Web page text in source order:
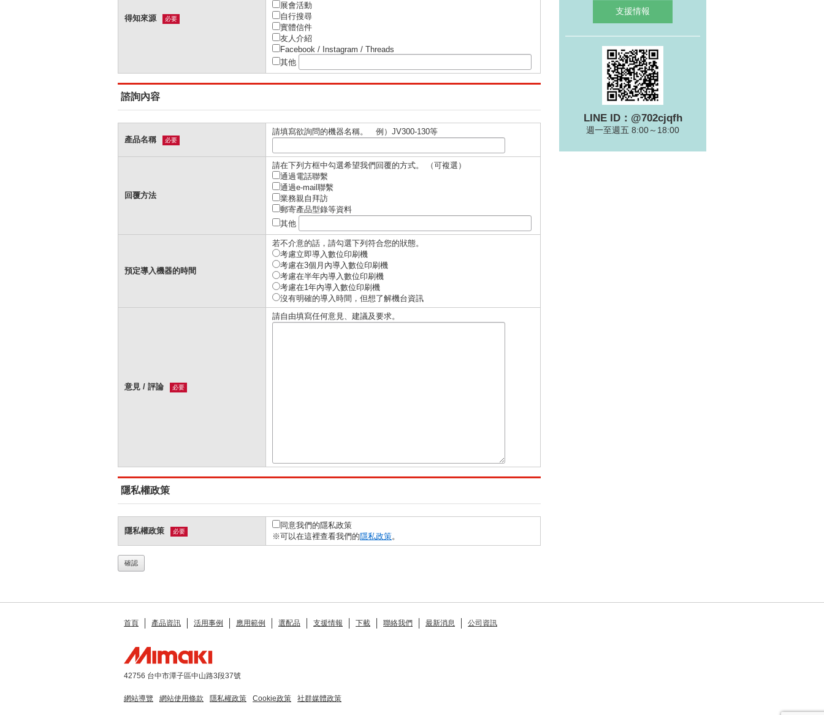
得知來源 必要
展會活動
⾃⾏搜尋
實體信件
友⼈介紹
Facebook / Instagram / Threads
其他
諮詢內容
產品名稱 必要
請填寫欲詢問的機器名稱。 例）JV300-130等
回覆方法
請在下列方框中勾選希望我們回覆的方式。 （可複選）
通過電話聯繫
通過e-mail聯繫
業務親自拜訪
郵寄產品型錄等資料
其他
預定導入機器的時間
若不介意的話，請勾選下列符合您的狀態。
考慮立即導入數位印刷機
考慮在3個月內導入數位印刷機
考慮在半年內導入數位印刷機
考慮在1年內導入數位印刷機
沒有明確的導入時間，但想了解機台資訊
意見 / 評論 必要
請自由填寫任何意見、建議及要求。
隱私權政策
隱私權政策 必要
同意我們的隱私政策
※可以在這裡查看我們的隱私政策。
支援情報
LINE ID：@702cjqfh
週一至週五 8:00～18:00
首頁 產品資訊 活用事例 應用範例 選配品 支援情報 下載 聯絡我們 最新消息 公司資訊
42756 台中市潭子區中山路3段37號
網站導覽 網站使用條款 隱私權政策 Cookie政策 社群媒體政策